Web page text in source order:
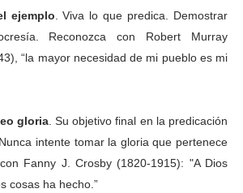
ejemplo . Viva lo que predica. Demostrar
Reconozca con Robert Murray
“la mayor necesidad de mi pueblo es mi
gloria. Su objetivo final en la predicación
intente tomar la gloria que pertenece
Fanny J. Crosby (1820-1915): "A Dios
cosas ha hecho.”